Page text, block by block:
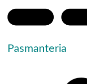
Pasmanteria